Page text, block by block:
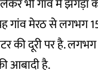
भी गांव में
गांव मेरठ से
की दूरी पर है.
आबादी है.